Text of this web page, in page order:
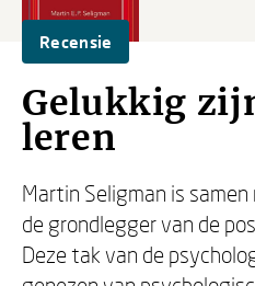
Recensie
Gelukkig
leren
Martin Seligman is
de grondlegger van de
Deze tak van de